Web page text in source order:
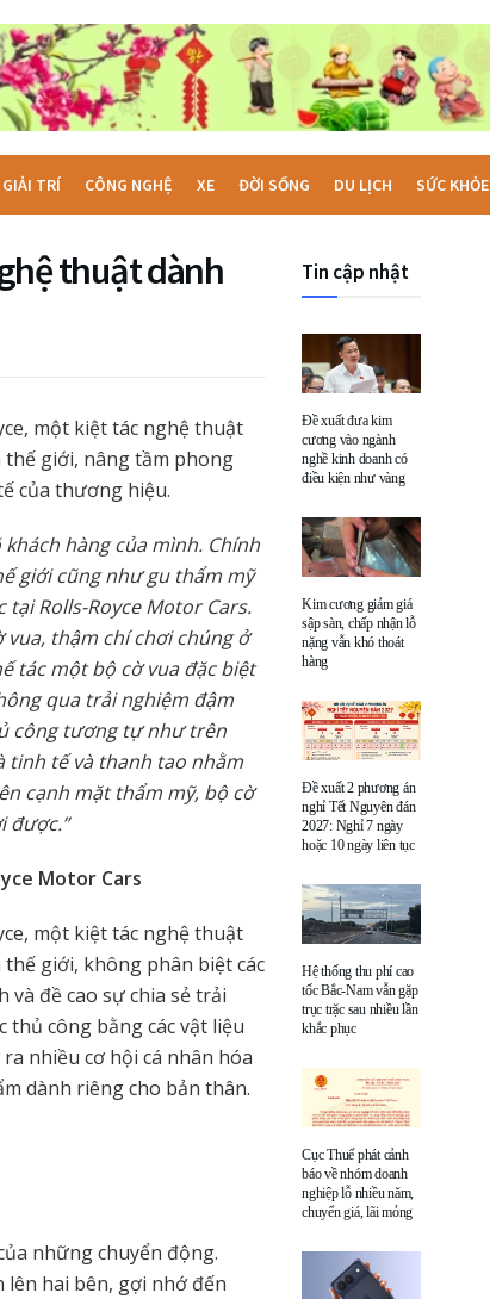
GIẢI TRÍ CÔNG NGHỆ XE ĐỜI SỐNG DU LỊCH SỨC KHỎE
thuật dành
một kiệt tác nghệ thuật
giới, nâng tầm phong
của thương hiệu.
hàng của mình. Chính
giới cũng như gu thẩm mỹ
Rolls-Royce Motor Cars.
thậm chí chơi chúng ở
tác một bộ cờ vua đặc biệt
qua trải nghiệm đậm
công tương tự như trên
tinh tế và thanh tao nhằm
cạnh mặt thẩm mỹ, bộ cờ
được.”
Motor Cars
một kiệt tác nghệ thuật
giới, không phân biệt các
và đề cao sự chia sẻ trải
thủ công bằng các vật liệu
nhiều cơ hội cá nhân hóa
dành riêng cho bản thân.
những chuyển động.
lên hai bên, gợi nhớ đến
Tin cập nhật
Đề xuất đưa kim
cương vào ngành
nghề kinh doanh có
điều kiện như vàng
Kim cương giảm giá
sập sàn, chấp nhận lỗ
nặng vẫn khó thoát
hàng
Đề xuất 2 phương án
nghỉ Tết Nguyên đán
2027: Nghỉ 7 ngày
hoặc 10 ngày liên tục
Hệ thống thu phí cao
tốc Bắc-Nam vẫn gặp
trục trặc sau nhiều lần
khắc phục
Cục Thuế phát cảnh
báo về nhóm doanh
nghiệp lỗ nhiều năm,
chuyển giá, lãi mỏng